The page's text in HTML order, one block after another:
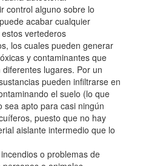
control alguno sobre lo
acabar cualquier
vertederos
los cuales pueden generar
y contaminantes que
lugares. Por un
pueden infiltrarse en
el suelo (lo que
sea apto para casi ningún
puesto que no hay
aislante intermedio que lo
o problemas de